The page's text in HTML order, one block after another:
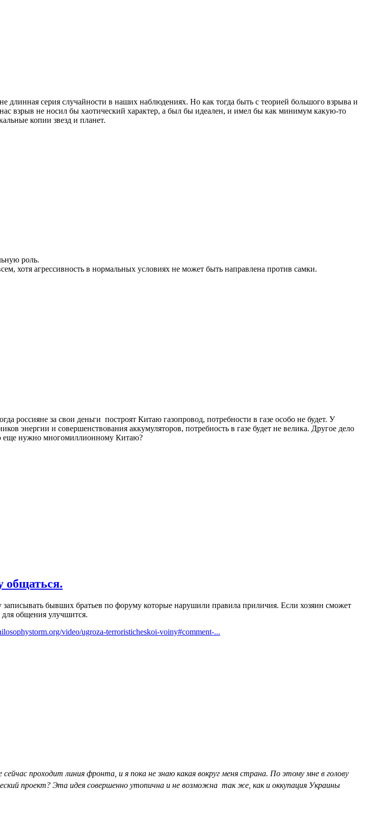
длинная серия случайности в наших наблюдениях. Но как тогда быть с теорией большого взрыва и
взрыв не носил бы хаотический характер, а был бы идеален, и имел бы как минимум какую-то
копии звезд и планет.
роль.
хотя агрессивность в нормальных условиях не может быть направлена против самки.
россияне за свои деньги построят Китаю газопровод, потребности в газе особо не будет. У
энергии и совершенствования аккумуляторов, потребность в газе будет не велика. Другое дело
еще нужно многомиллионному Китаю?
общаться.
бывших братьев по форуму которые нарушили правила приличия. Если хозяин сможет
для общения улучшится.
video/ugroza-terroristicheskoi-voiny#comment-...
проходит линия фронта, и я пока не знаю какая вокруг меня страна. По этому мне в голову
проект? Эта идея совершенно утопична и не возможна так же, как и оккупация Украины